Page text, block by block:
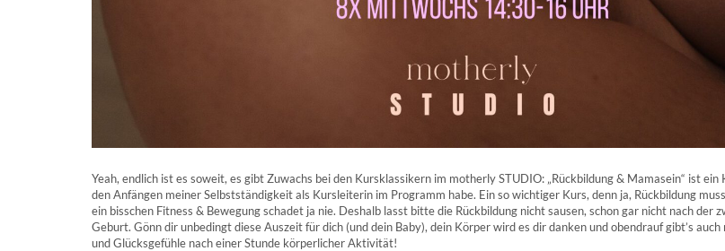
Yeah, endlich ist es soweit, es gibt Zuwachs bei den Kursklassikern im motherly STUDIO: „Rückbildung & Mamasein“ ist
den Anfängen meiner Selbstständigkeit als Kursleiterin im Programm habe. Ein so wichtiger Kurs, denn ja, Rückbildung
ein bisschen Fitness & Bewegung schadet ja nie. Deshalb lasst bitte die Rückbildung nicht sausen, schon gar nicht nach
Geburt. Gönn dir unbedingt diese Auszeit für dich (und dein Baby), dein Körper wird es dir danken und obendrauf gibt’s
und Glücksgefühle nach einer Stunde körperlicher Aktivität!